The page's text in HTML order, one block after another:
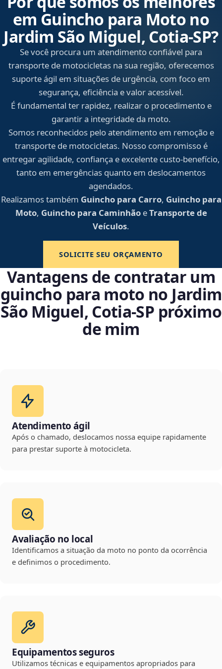
em Guincho para Moto no
Jardim São Miguel, Cotia‑SP?
Se você procura um atendimento confiável para
transporte de motocicletas na sua região, oferecemos
suporte ágil em situações de urgência, com foco em
segurança, eficiência e valor acessível.
É fundamental ter rapidez, realizar o procedimento e
garantir a integridade da moto.
Somos reconhecidos pelo atendimento em remoção e
transporte de motocicletas. Nosso compromisso é
entregar agilidade, confiança e excelente custo-benefício,
tanto em emergências quanto em deslocamentos
agendados.
Realizamos também Guincho para Carro, Guincho para
Moto, Guincho para CaminhãoeTransporte de
Veículos.
SOLICITE SEU ORÇAMENTO
Vantagens de contratar um
guincho para moto no Jardim
São Miguel, Cotia‑SP próximo
de mim
Atendimento ágil
Após o chamado, deslocamos nossa equipe rapidamente
para prestar suporte à motocicleta.
Avaliação no local
Identificamos a situação da moto no ponto da ocorrência
e definimos o procedimento.
Equipamentos seguros
Utilizamos técnicas e equipamentos apropriados para